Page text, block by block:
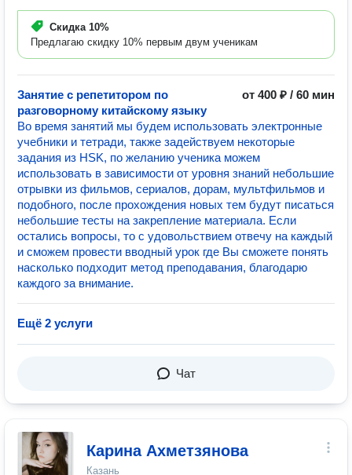
Скидка 10%
Предлагаю скидку 10% первым двум ученикам
Занятие с репетитором по
разговорному китайскому языку
от 400 ₽ / 60 мин
Во время занятий мы будем использовать электронные
учебники и тетради, также задействуем некоторые
задания из HSK, по желанию ученика можем
использовать в зависимости от уровня знаний небольшие
отрывки из фильмов, сериалов, дорам, мультфильмов и
подобного, после прохождения новых тем будут писаться
небольшие тесты на закрепление материала. Если
остались вопросы, то с удовольствием отвечу на каждый
и сможем провести вводный урок где Вы сможете понять
насколько подходит метод преподавания, благодарю
каждого за внимание.
Ещё 2 услуги
Чат
Карина Ахметзянова
Казань